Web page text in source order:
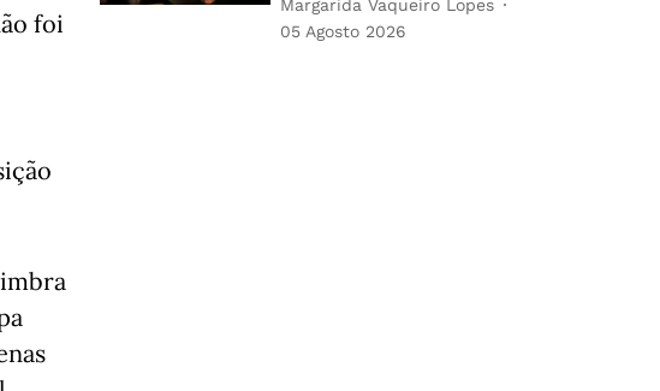
foi
Margarida Vaqueiro Lopes
05 Agosto 2026